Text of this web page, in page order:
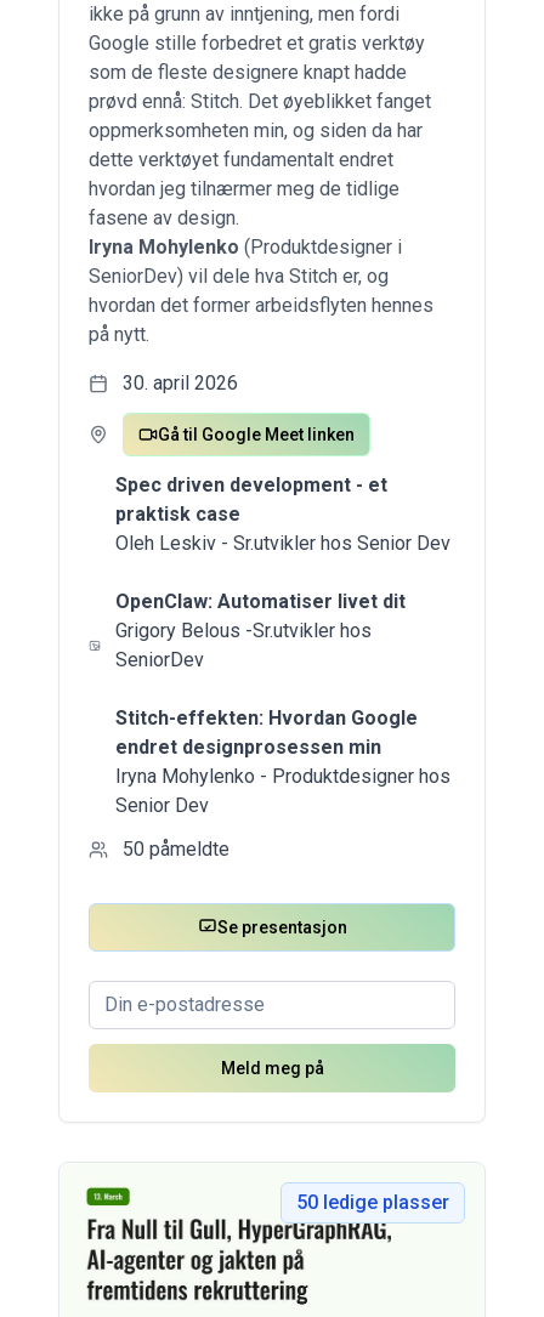
ikke på grunn av inntjening, men fordi
Google stille forbedret et gratis verktøy
som de fleste designere knapt hadde
prøvd ennå: Stitch. Det øyeblikket fanget
oppmerksomheten min, og siden da har
dette verktøyet fundamentalt endret
hvordan jeg tilnærmer meg de tidlige
fasene av design.
Iryna Mohylenko (Produktdesigner i
SeniorDev) vil dele hva Stitch er, og
hvordan det former arbeidsflyten hennes
på nytt.
30. april 2026
Gå til Google Meet linken
Spec driven development - et
praktisk case
Oleh Leskiv - Sr.utvikler hos Senior Dev
OpenClaw: Automatiser livet dit
Grigory Belous -Sr.utvikler hos
SeniorDev
Stitch-effekten: Hvordan Google
endret designprosessen min
Iryna Mohylenko - Produktdesigner hos
Senior Dev
50 påmeldte
Se presentasjon
Meld meg på
50 ledige plasser